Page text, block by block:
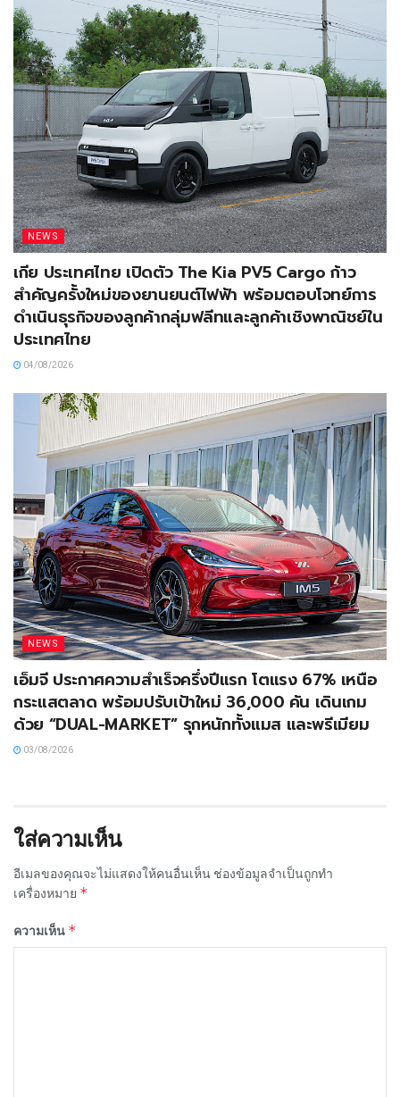
NEWS
เกีย ประเทศไทย เปิดตัว The Kia PV5 Cargo ก้าว
สำคัญครั้งใหม่ของยานยนต์ไฟฟ้า พร้อมตอบโจทย์การ
ดำเนินธุรกิจของลูกค้ากลุ่มฟลีทและลูกค้าเชิงพาณิชย์ใน
ประเทศไทย
04/08/2026
NEWS
เอ็มจี ประกาศความสำเร็จครึ่งปีแรก โตแรง 67% เหนือ
กระแสตลาด พร้อมปรับเป้าใหม่ 36,000 คัน เดินเกม
ด้วย “DUAL-MARKET” รุกหนักทั้งแมส และพรีเมียม
03/08/2026
ใส่ความเห็น
อีเมลของคุณจะไม่แสดงให้คนอื่นเห็น ช่องข้อมูลจำเป็นถูกทำ
เครื่องหมาย *
ความเห็น *